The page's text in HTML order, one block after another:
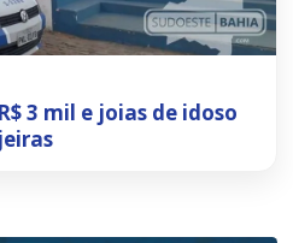
3 mil e joias de idoso